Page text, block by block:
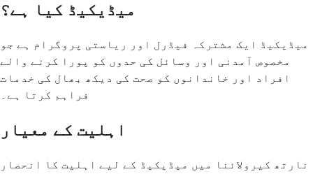
میڈیکیڈ کیا ہے؟
میڈیکیڈ ایک مشترکہ فیڈرل اور ریاستی پروگرام ہے جو
مخصوص آمدنی اور وسائل کی حدوں کو پورا کرنے والے
افراد اور خاندانوں کو صحت کی دیکھ بھال کی خدمات
فراہم کرتا ہے۔
اہلیت کے معیار
نارتھ کیرولائنا میں میڈیکیڈ کے لیے اہلیت کا انحصار